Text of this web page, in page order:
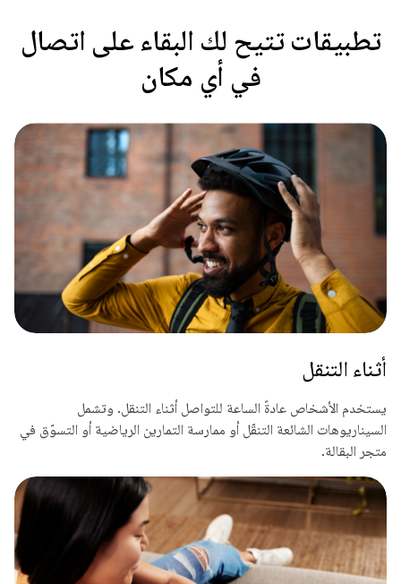
تطبيقات تتيح لك البقاء على اتصال
في أي مكان
أثناء التنقل
يستخدم الأشخاص عادةً الساعة للتواصل أثناء التنقل. وتشمل
السيناريوهات الشائعة التنقّل أو ممارسة التمارين الرياضية أو التسوّق في
متجر البقالة.